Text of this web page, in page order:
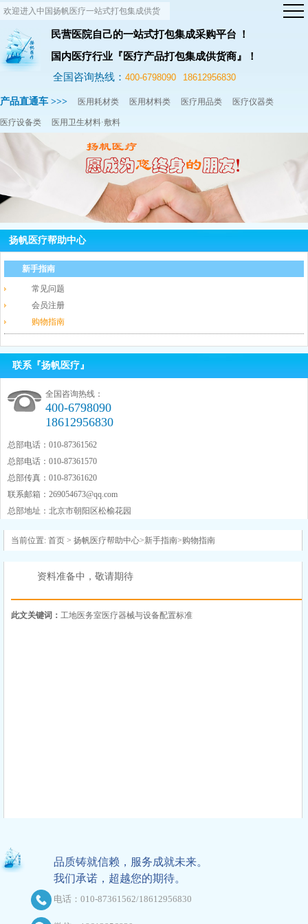
欢迎进入中国扬帆医疗一站式打包集成供货
网站！
全国咨询热线： 400-6798090 18612956830
民营医院自己的一站式打包集成采购平台 ！
国内医疗行业『医疗产品打包集成供货商』！
产品直通车 >>> 医用耗材类 医用材料类 医疗用品类 医疗仪器类
医疗设备类 医用卫生材料·敷料
扬帆医疗帮助中心
新手指南
常见问题
会员注册
购物指南
联系『扬帆医疗』
全国咨询热线：
400-6798090
18612956830
总部电话：010-87361562
总部电话：010-87361570
总部传真：010-87361620
联系邮箱： 269054673@qq.com
总部地址：北京市朝阳区松榆花园
当前位置: 首页 > 扬帆医疗帮助中心>新手指南>购物指南
资料准备中，敬请期待
此文关键词： 工地医务室医疗器械与设备配置标准
品质铸就信赖，服务成就未来。
我们承诺，超越您的期待。
电话：010-87361562/18612956830